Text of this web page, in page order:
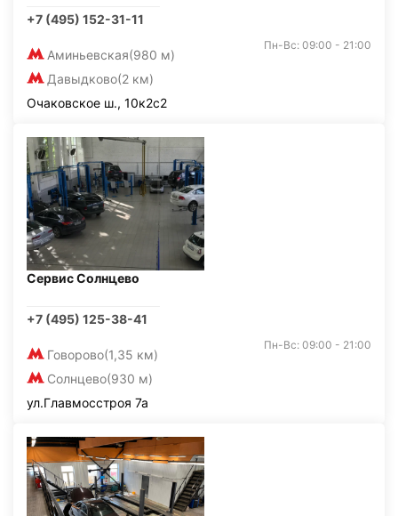
+7 (495) 152-31-11
Аминьевская(980 м)
Давыдково(2 км)
Пн-Вс: 09:00 - 21:00
Очаковское ш., 10к2с2
Сервис Солнцево
+7 (495) 125-38-41
Говорово(1,35 км)
Солнцево(930 м)
Пн-Вс: 09:00 - 21:00
ул.Главмосстроя 7а